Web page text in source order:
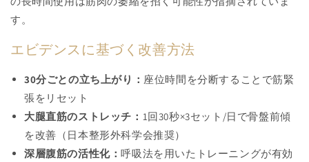
す。
エビデンスに基づく改善方法
30分ごとの立ち上がり： 座位時間を分断することで筋緊
張をリセット
大腿直筋のストレッチ： 1回30秒×3セット/日で骨盤前傾
を改善（日本整形外科学会推奨）
深層腹筋の活性化：呼吸法を用いたトレーニングが有効